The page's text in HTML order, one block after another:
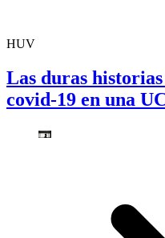
HUV
Las duras
covid-19 en una